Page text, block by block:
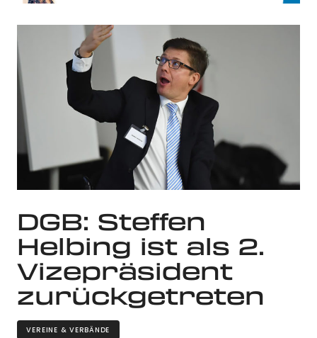
DGB: Steffen
Helbing ist als 2.
Vizepräsident
zurückgetreten
VEREINE & VERBÄNDE